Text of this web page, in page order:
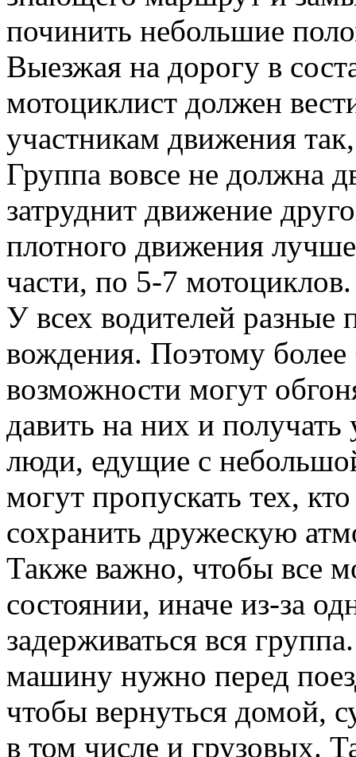
починить небольшие
Выезжая на дорогу в
мотоциклист должен
участникам движения
Группа вовсе не должна
затруднит движение
плотного движения
части, по 5-7 мотоциклов.
У всех водителей разные
вождения. Поэтому
возможности могут
давить на них и получать
люди, едущие с
могут пропускать тех,
сохранить дружескую
Также важно, чтобы все
состоянии, иначе из-за
задерживаться вся
машину нужно перед
чтобы вернуться домой,
в том числе и грузовых.